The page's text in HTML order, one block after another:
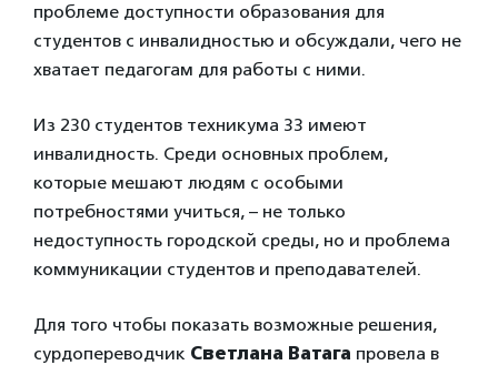
проблеме доступности образования для
студентов с инвалидностью и обсуждали, чего не
хватает педагогам для работы с ними.
Из 230 студентов техникума 33 имеют
инвалидность. Среди основных проблем,
которые мешают людям с особыми
потребностями учиться, – не только
недоступность городской среды, но и проблема
коммуникации студентов и преподавателей.
Для того чтобы показать возможные решения,
сурдопереводчик Светлана Ватага провела в